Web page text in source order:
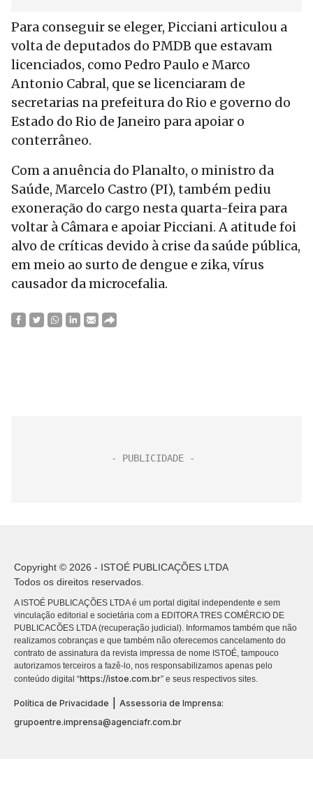
Para conseguir se eleger, Picciani articulou a
volta de deputados do PMDB que estavam
licenciados, como Pedro Paulo e Marco
Antonio Cabral, que se licenciaram de
secretarias na prefeitura do Rio e governo do
Estado do Rio de Janeiro para apoiar o
conterrâneo.
Com a anuência do Planalto, o ministro da
Saúde, Marcelo Castro (PI), também pediu
exoneração do cargo nesta quarta-feira para
voltar à Câmara e apoiar Picciani. A atitude foi
alvo de críticas devido à crise da saúde pública,
em meio ao surto de dengue e zika, vírus
causador da microcefalia.
Copyright © 2026 - ISTOÉ PUBLICAÇÕES LTDA
Todos os direitos reservados.
A ISTOÉ PUBLICAÇÕES LTDA é um portal digital independente e sem
vinculação editorial e societária com a EDITORA TRES COMÉRCIO DE
PUBLICACÕES LTDA (recuperação judicial). Informamos também que não
realizamos cobranças e que também não oferecemos cancelamento do
contrato de assinatura da revista impressa de nome ISTOÉ, tampouco
autorizamos terceiros a fazê-lo, nos responsabilizamos apenas pelo
conteúdo digital “https://istoe.com.br” e seus respectivos sites.
Política de Privacidade
Assessoria de Imprensa:
grupoentre.imprensa@agenciafr.com.br